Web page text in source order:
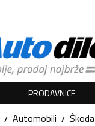
PRODAVNICE
Automobili Škoda